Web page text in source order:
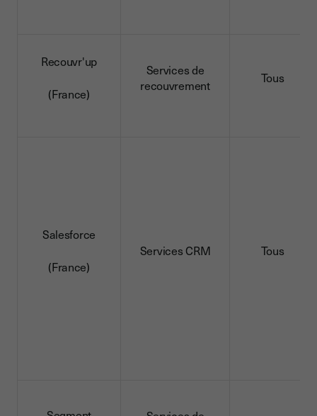
Recouvr'up
(France)
Services de
recouvrement
Tous
Salesforce
(France)
Services CRM Tous